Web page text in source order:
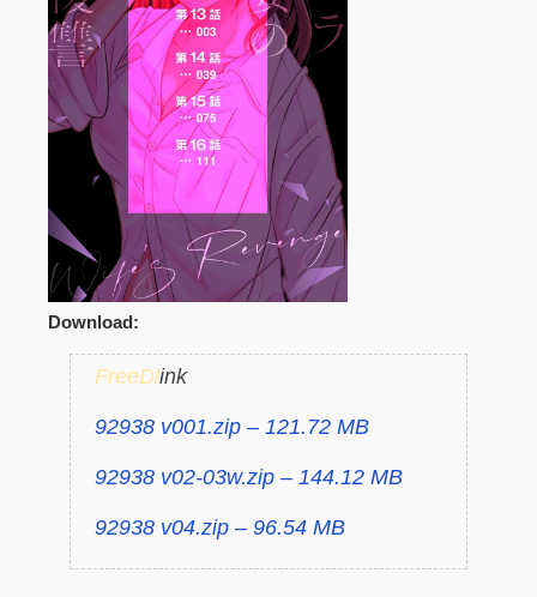
Download:
FreeDlink
92938 v001.zip – 121.72 MB
92938 v02-03w.zip – 144.12 MB
92938 v04.zip – 96.54 MB